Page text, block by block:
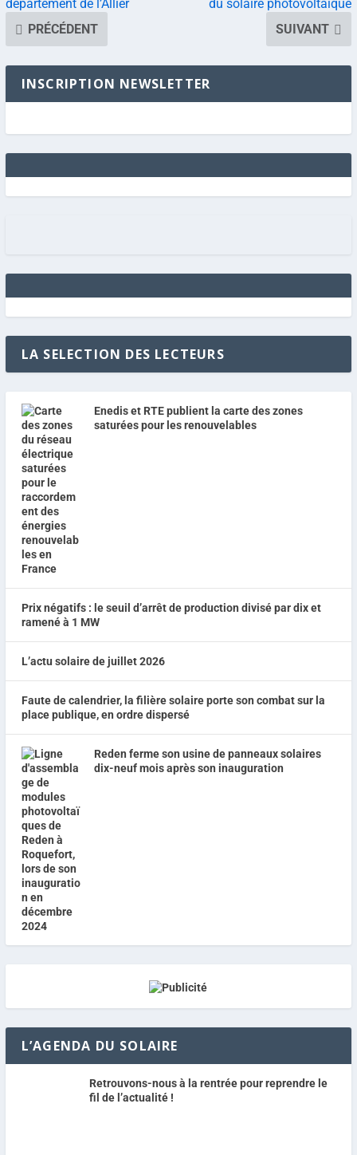
département de l’Allier
PRÉCÉDENT
du solaire photovoltaïque
SUIVANT
INSCRIPTION NEWSLETTER
LA SELECTION DES LECTEURS
Enedis et RTE publient la carte des zones
saturées pour les renouvelables
Prix négatifs : le seuil d’arrêt de production divisé par dix et
ramené à 1 MW
L’actu solaire de juillet 2026
Faute de calendrier, la filière solaire porte son combat sur la
place publique, en ordre dispersé
Reden ferme son usine de panneaux solaires
dix-neuf mois après son inauguration
L’AGENDA DU SOLAIRE
Retrouvons-nous à la rentrée pour reprendre le
fil de l’actualité !